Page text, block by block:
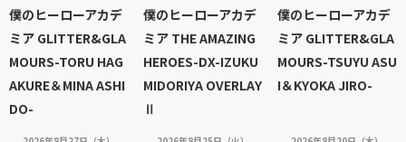
僕のヒーローアカデ
ミア GLITTER&GLA
MOURS-TORU HAG
AKURE＆MINA ASHI
DO-
僕のヒーローアカデ
ミア THE AMAZING
HEROES-DX-IZUKU
MIDORIYA OVERLAY
Ⅱ
僕のヒーローアカデ
ミア GLITTER&GLA
MOURS-TSUYU ASU
I＆KYOKA JIRO-